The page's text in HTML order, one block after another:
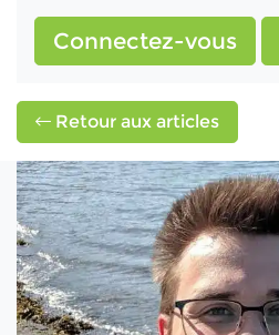
Connectez-vous
Retour aux articles